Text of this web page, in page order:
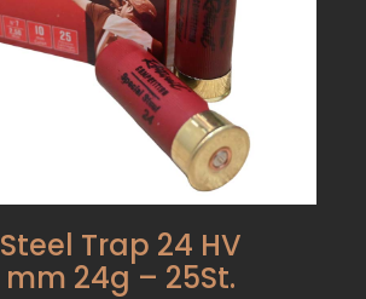
Trap 24 HV
mm 24g – 25St.